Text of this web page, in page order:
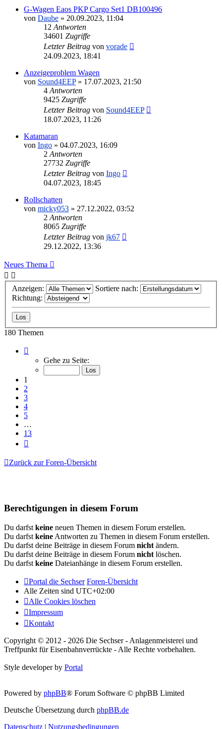
G-Wagen Eaos PKP Cargo Set1 DB100496
von Daube » 20.09.2023, 11:04
12 Antworten
34601 Zugriffe
Letzter Beitrag von vorade
24.09.2023, 18:41
Anzeigeproblem Wagen
von Sound4EEP» 17.07.2023, 21:50
4 Antworten
9425 Zugriffe
Letzter Beitrag von Sound4EEP
18.07.2023, 11:26
Katamaran
von Ingo » 04.07.2023, 16:09
2 Antworten
27732 Zugriffe
Letzter Beitrag von Ingo
04.07.2023, 18:45
Rollschatten
von micky053 » 27.12.2022, 03:52
2 Antworten
8065 Zugriffe
Letzter Beitrag von jk67
29.12.2022, 13:36
Neues Thema
Anzeigen:
Sortiere nach:
Richtung:
180 Themen
von
Gehe zu Seite:
1
2
3
4
5
…
13
Zurück zur Foren-Übersicht
Berechtigungen in diesem Forum
Du darfst keine neuen Themen in diesem Forum erstellen.
Du darfst keine Antworten zu Themen in diesem Forum erstellen.
Du darfst deine Beiträge in diesem Forum nicht ändern.
Du darfst deine Beiträge in diesem Forum nicht löschen.
Du darfst keine Dateianhänge in diesem Forum erstellen.
Portal die Sechser Foren-Übersicht
Alle Zeiten sind UTC+02:00
Alle Cookies löschen
Impressum
Kontakt
Copyright © 2012 - 2026 Die Sechser - Anlagenmeisterei und
Treffpunkt für Eisenbahnverrückte - Alle Rechte vorbehalten.
Style developer by Portal
Powered by phpBB® Forum Software © phpBB Limited
Deutsche Übersetzung durch phpBB.de
Datenschutz | Nutzungsbedingungen